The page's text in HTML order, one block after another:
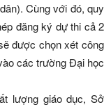
Cùng với đó, quy
đăng ký dự thi cả 2
được chọn xét công
các trường Đại học
lượng giáo dục, Sở